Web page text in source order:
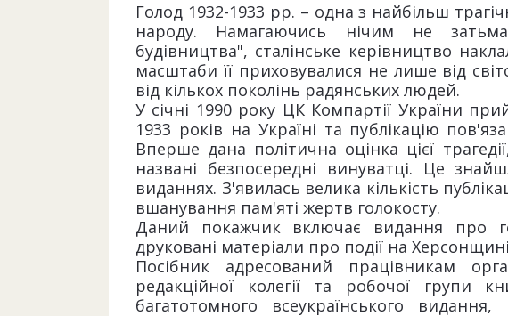
Голод 1932-1933 рр. – одна з найбільш
народу. Намагаючись нічим не
будівництва", сталінське керівництво
масштаби її приховувалися не лише від
від кількох поколінь радянських людей.
У січні 1990 року ЦК Компартії України
1933 років на Україні та публікацію
Вперше дана політична оцінка цієї
названі безпосередні винуватці. Це
виданнях. З'явилась велика кількість
вшанування пам'яті жертв голокосту.
Даний покажчик включає видання про
друковані матеріали про події на
Посібник адресований працівникам
редакційної колегії та робочої групи
багатотомного всеукраїнського видання,